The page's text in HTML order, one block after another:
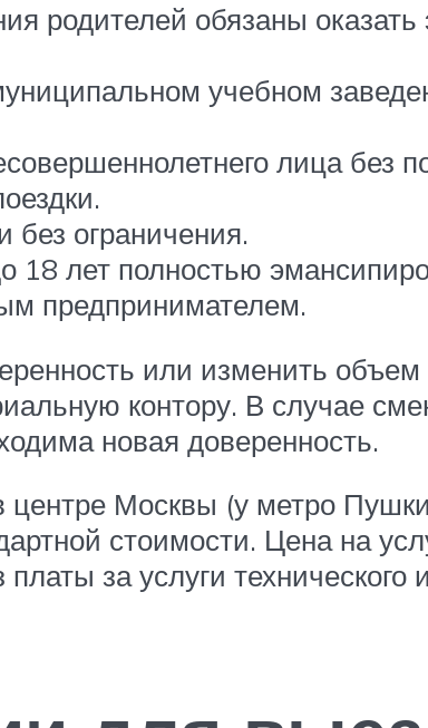
родителей обязаны
учебном
лица без
ограничения.
18 лет полностью
предпринимателем.
или изменить
контору. В случае
новая доверенность.
Москвы (у метро
стоимости. Цена на
за услуги технического